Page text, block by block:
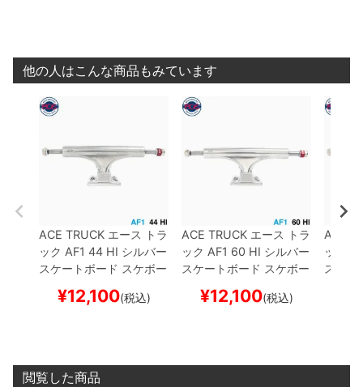
他の人はこんな商品もみています
ACE TRUCK エース
トラ
ック AF1 44 HI シルバー
スケートボード スケボー
¥12,100(税込)
ACE TRUCK エース
トラ
ック AF1 60 HI シルバー
スケートボード スケボー
¥12,100(税込)
ACE
ック
スケー
閲覧した商品